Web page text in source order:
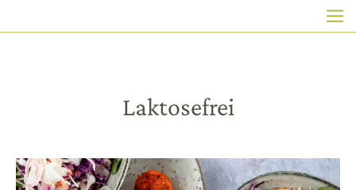
HAUPTNAVIGATION
Laktosefrei